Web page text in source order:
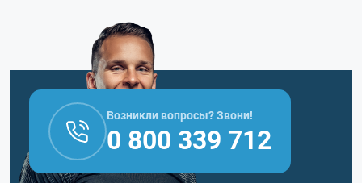
Возникли вопросы? Звони!
0 800 339 712